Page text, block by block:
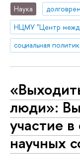
Наука
социальная
люди»:
участие
научных